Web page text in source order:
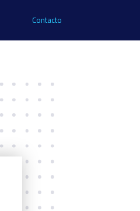
Contacto